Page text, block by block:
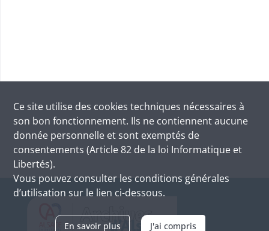
Ce site utilise des cookies techniques nécessaires à
son bon fonctionnement. Ils ne contiennent aucune
donnée personnelle et sont exemptés de
consentements (Article 82 de la loi Informatique et
Libertés).
Vous pouvez consulter les conditions générales
d’utilisation sur le lien ci-dessous.
En savoir plus J'ai compris